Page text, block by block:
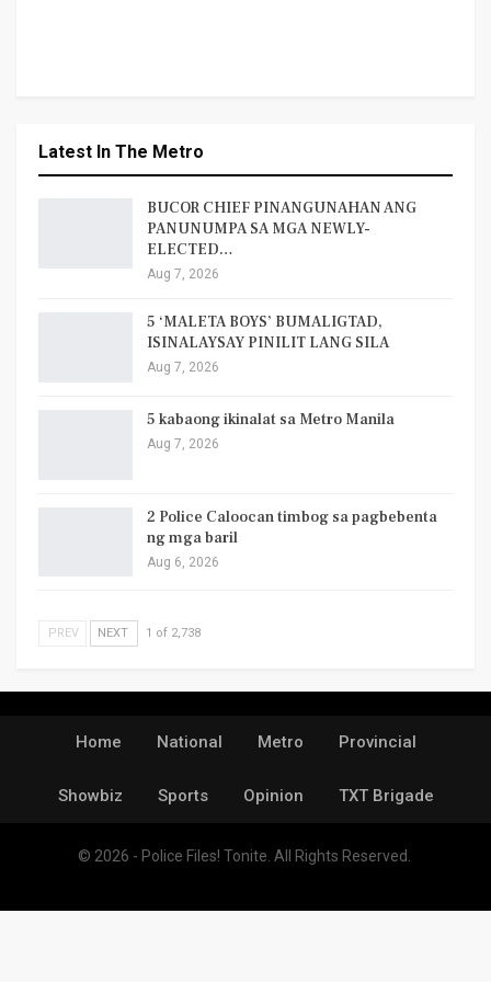
Latest In The Metro
BUCOR CHIEF PINANGUNAHAN ANG
PANUNUMPA SA MGA NEWLY-
ELECTED…
Aug 7, 2026
5 ‘MALETA BOYS’ BUMALIGTAD,
ISINALAYSAY PINILIT LANG SILA
Aug 7, 2026
5 kabaong ikinalat sa Metro Manila
Aug 7, 2026
2 Police Caloocan timbog sa pagbebenta
ng mga baril
Aug 6, 2026
PREV NEXT 1 of 2,738
Home National Metro Provincial
Showbiz Sports Opinion TXT Brigade
© 2026 - Police Files! Tonite. All Rights Reserved.